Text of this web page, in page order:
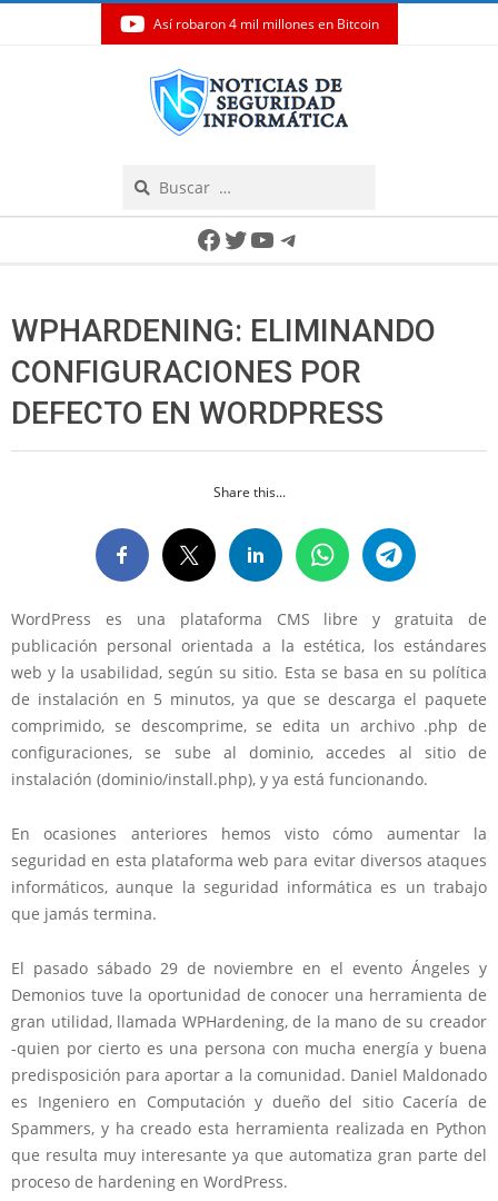
Así robaron 4 mil millones en Bitcoin
Facebook
Twitter
YouTube
Telegram
WPHARDENING: ELIMINANDO
CONFIGURACIONES POR
DEFECTO EN WORDPRESS
Share this...
WordPress es una plataforma CMS libre y gratuita de
publicación personal orientada a la estética, los estándares
web y la usabilidad, según su sitio. Esta se basa en su política
de instalación en 5 minutos, ya que se descarga el paquete
comprimido, se descomprime, se edita un archivo .php de
configuraciones, se sube al dominio, accedes al sitio de
instalación (dominio/install.php), y ya está funcionando.
En ocasiones anteriores hemos visto cómo aumentar la
seguridad en esta plataforma web para evitar diversos ataques
informáticos, aunque la seguridad informática es un trabajo
que jamás termina.
El pasado sábado 29 de noviembre en el evento Ángeles y
Demonios tuve la oportunidad de conocer una herramienta de
gran utilidad, llamada WPHardening, de la mano de su creador
-quien por cierto es una persona con mucha energía y buena
predisposición para aportar a la comunidad. Daniel Maldonado
es Ingeniero en Computación y dueño del sitio Cacería de
Spammers, y ha creado esta herramienta realizada en Python
que resulta muy interesante ya que automatiza gran parte del
proceso de hardening en WordPress.